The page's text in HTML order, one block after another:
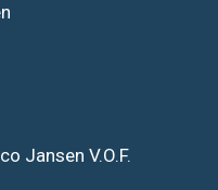
Jansen V.O.F.